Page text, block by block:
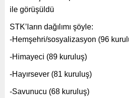
ile görüşüldü
STK’ların dağılımı şöyle:
-Hemşehri/sosyalizasyon (96
-Himayeci (89 kuruluş)
-Hayırsever (81 kuruluş)
-Savunucu (68 kuruluş)